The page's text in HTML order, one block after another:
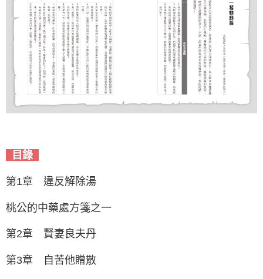
目錄
第1章 違反解除湯
桃公的中藥處方箋之一
第2章 賢妻良夫丹
第3章 自苦他贈散